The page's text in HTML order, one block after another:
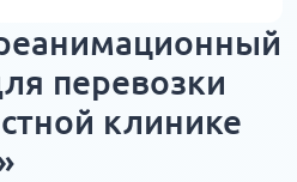
перевозки
клинике